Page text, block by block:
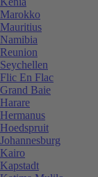
Marokko
Mauritius
Namibia
Reunion
Seychellen
Flic En Flac
Grand Baie
Harare
Hermanus
Hoedspruit
Johannesburg
Kairo
Kapstadt